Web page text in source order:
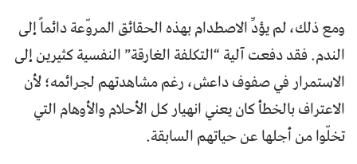
ومع ذلك، لم يؤدِّ الاصطدام بهذه الحقائق المروّعة دائماً إلى
الندم. فقد دفعت آلية “التكلفة الغارقة” النفسية كثيرين إلى
الاستمرار في صفوف داعش، رغم مشاهدتهم لجرائمه؛ لأن
الاعتراف بالخطأ كان يعني انهيار كل الأحلام والأوهام التي
تخلّوا من أجلها عن حياتهم السابقة.